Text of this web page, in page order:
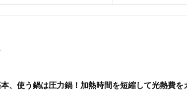
、使う鍋は圧力鍋！加熱時間を短縮して光熱費を